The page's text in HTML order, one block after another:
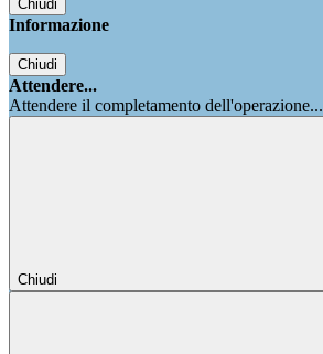
Chiudi
Informazione
Chiudi
Attendere...
Attendere il completamento dell'operazione...
Chiudi